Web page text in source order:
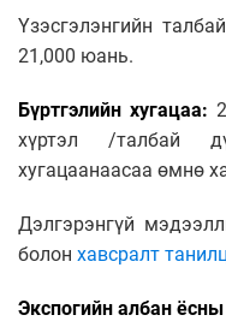
Үзэсгэлэнгийн
21,000 юань.
Бүртгэлийн хугацаа:
хүртэл /талбай
хугацаанаасаа өмнө
Дэлгэрэнгүй
болон хавсралт
Экспогийн албан ёсны